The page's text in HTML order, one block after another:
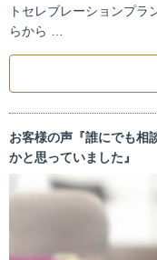
トセレブレーションプ
らから …
お客様の声『誰にでも相
かと思っていました』